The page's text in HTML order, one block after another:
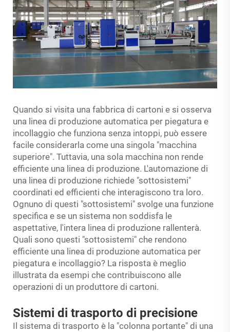
Quando si visita una fabbrica di cartoni e si osserva
una linea di produzione automatica per piegatura e
incollaggio che funziona senza intoppi, può essere
facile considerarla come una singola "macchina
superiore". Tuttavia, una sola macchina non rende
efficiente una linea di produzione. L'automazione di
una linea di produzione richiede "sottosistemi"
coordinati ed efficienti che interagiscono tra loro.
Ognuno di questi "sottosistemi" svolge una funzione
specifica e se un sistema non soddisfa le
aspettative, l'intera linea di produzione rallenterà.
Quali sono questi "sottosistemi" che rendono
efficiente una linea di produzione automatica per
piegatura e incollaggio? La risposta è meglio
illustrata da esempi che contribuiscono alle
operazioni di un produttore di cartoni.
Sistemi di trasporto di precisione
Il sistema di trasporto è la "colonna portante" di una